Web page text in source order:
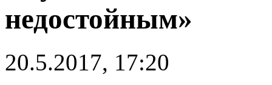
недостойным»
20.5.2017, 17:20